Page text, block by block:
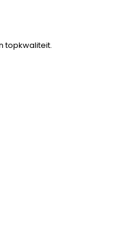
topkwaliteit.